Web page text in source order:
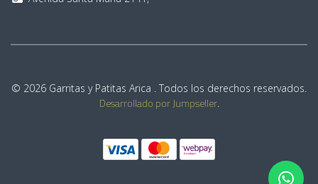
© 2026 Garritas y Patitas Arica . Todos los derechos reservados.
Desarrollado por Jumpseller.